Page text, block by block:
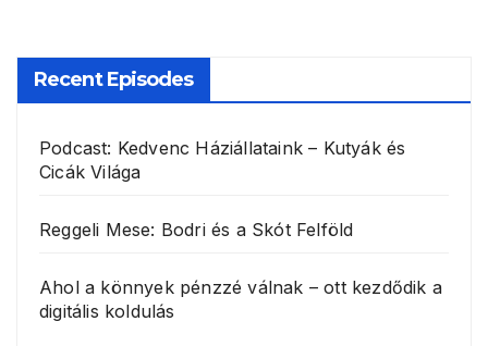
Recent Episodes
Podcast: Kedvenc Háziállataink – Kutyák és
Cicák Világa
Reggeli Mese: Bodri és a Skót Felföld
Ahol a könnyek pénzzé válnak – ott kezdődik a
digitális koldulás